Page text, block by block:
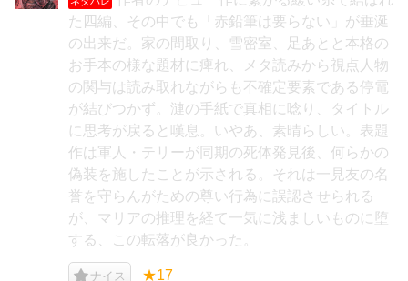
た四編、その中でも「赤鉛筆は要らない」が垂涎
の出来だ。家の間取り、雪密室、足あとと本格の
お手本の様な題材に痺れ、メタ読みから視点人物
の関与は読み取れながらも不確定要素である停電
が結びつかず。漣の手紙で真相に唸り、タイトル
に思考が戻ると嘆息。いやあ、素晴らしい。表題
作は軍人・テリーが同期の死体発見後、何らかの
偽装を施したことが示される。それは一見友の名
誉を守らんがための尊い行為に誤認させられる
が、マリアの推理を経て一気に浅ましいものに堕
する、この転落が良かった。
ナイス ★17